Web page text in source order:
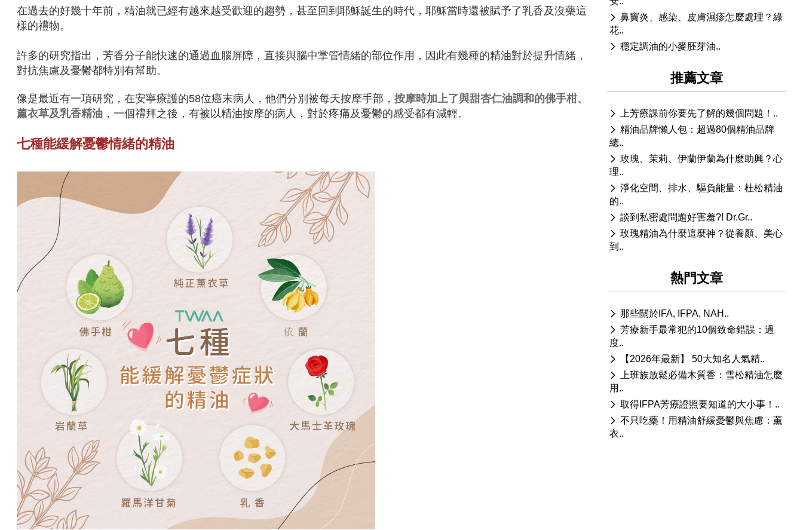
在過去的好幾十年前，精油就已經有越來越受歡迎的趨勢，甚至回到耶穌誕生的時代，耶穌當時還被賦予了乳香及沒藥這
樣的禮物。
許多的研究指出，芳香分子能快速的通過血腦屏障，直接與腦中掌管情緒的部位作用，因此有幾種的精油對於提升情緒，
對抗焦慮及憂鬱都特別有幫助。
像是最近有一項研究，在安寧療護的58位癌末病人，他們分別被每天按摩手部，按摩時加上了與甜杏仁油調和的佛手柑、
薰衣草及乳香精油 ，一個禮拜之後，有被以精油按摩的病人，對於疼痛及憂鬱的感受都有減輕。
七種能緩解憂鬱情緒的精油
鼻竇炎、感染、皮膚濕疹怎麼處理？綠
花..
穩定調油的小麥胚芽油..
推薦文章
上芳療課前你要先了解的幾個問題！..
精油品牌懶人包：超過80個精油品牌
總..
玫瑰、茉莉、伊蘭伊蘭為什麼助興？心
理..
淨化空間、排水、驅負能量：杜松精油
的..
談到私密處問題好害羞?! Dr.Gr..
玫瑰精油為什麼這麼神？從養顏、美心
到..
熱門文章
那些關於IFA, IFPA, NAH..
芳療新手最常犯的10個致命錯誤：過
度..
【2026年最新】 50大知名人氣精..
上班族放鬆必備木質香：雪松精油怎麼
用..
取得IFPA芳療證照要知道的大小事！..
不只吃藥！用精油舒緩憂鬱與焦慮：薰
衣..